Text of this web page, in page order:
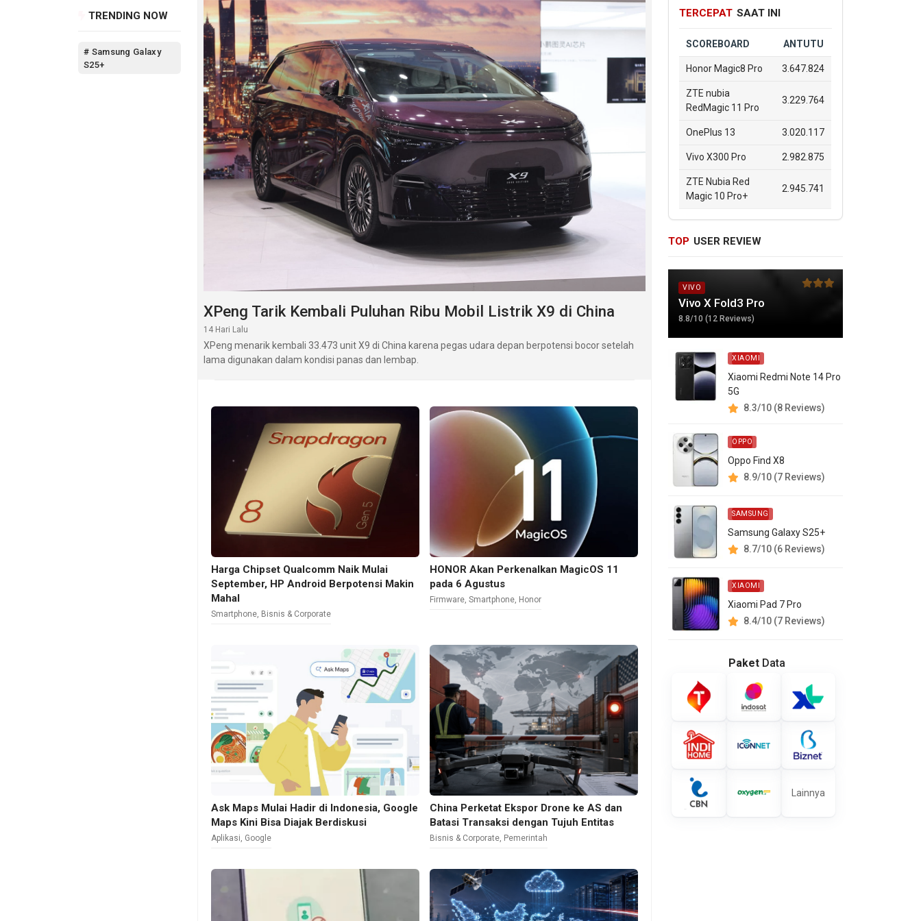
lainnya melalui segmen hp Google terbaru.
TRENDING NOW
# Samsung Galaxy
S25+
XPeng Tarik Kembali Puluhan Ribu Mobil Listrik X9 di China
14 Hari Lalu
XPeng menarik kembali 33.473 unit X9 di China karena pegas udara depan berpotensi bocor setelah
lama digunakan dalam kondisi panas dan lembap.
Harga Chipset Qualcomm Naik Mulai
September, HP Android Berpotensi Makin
Mahal
Smartphone, Bisnis & Corporate
HONOR Akan Perkenalkan MagicOS 11
pada 6 Agustus
Firmware,Smartphone, Honor
Ask Maps Mulai Hadir di Indonesia, Google
Maps Kini Bisa Diajak Berdiskusi
Aplikasi, Google
China Perketat Ekspor Drone ke AS dan
Batasi Transaksi dengan Tujuh Entitas
Bisnis & Corporate, Pemerintah
TERCEPAT SAAT INI
SCOREBOARD ANTUTU
Honor Magic8 Pro 3.647.824
ZTE nubia
RedMagic 11 Pro
3.229.764
OnePlus 13 3.020.117
Vivo X300 Pro 2.982.875
ZTE Nubia Red
Magic 10 Pro+
2.945.741
TOP USER REVIEW
VIVO
Vivo X Fold3 Pro
8.8/10 (12 Reviews)
XIAOMI
Xiaomi Redmi Note 14 Pro
5G
8.3/10 (8 Reviews)
OPPO
Oppo Find X8
8.9/10 (7 Reviews)
SAMSUNG
Samsung Galaxy S25+
8.7/10 (6 Reviews)
XIAOMI
Xiaomi Pad 7 Pro
8.4/10 (7 Reviews)
Paket Data
Lainnya